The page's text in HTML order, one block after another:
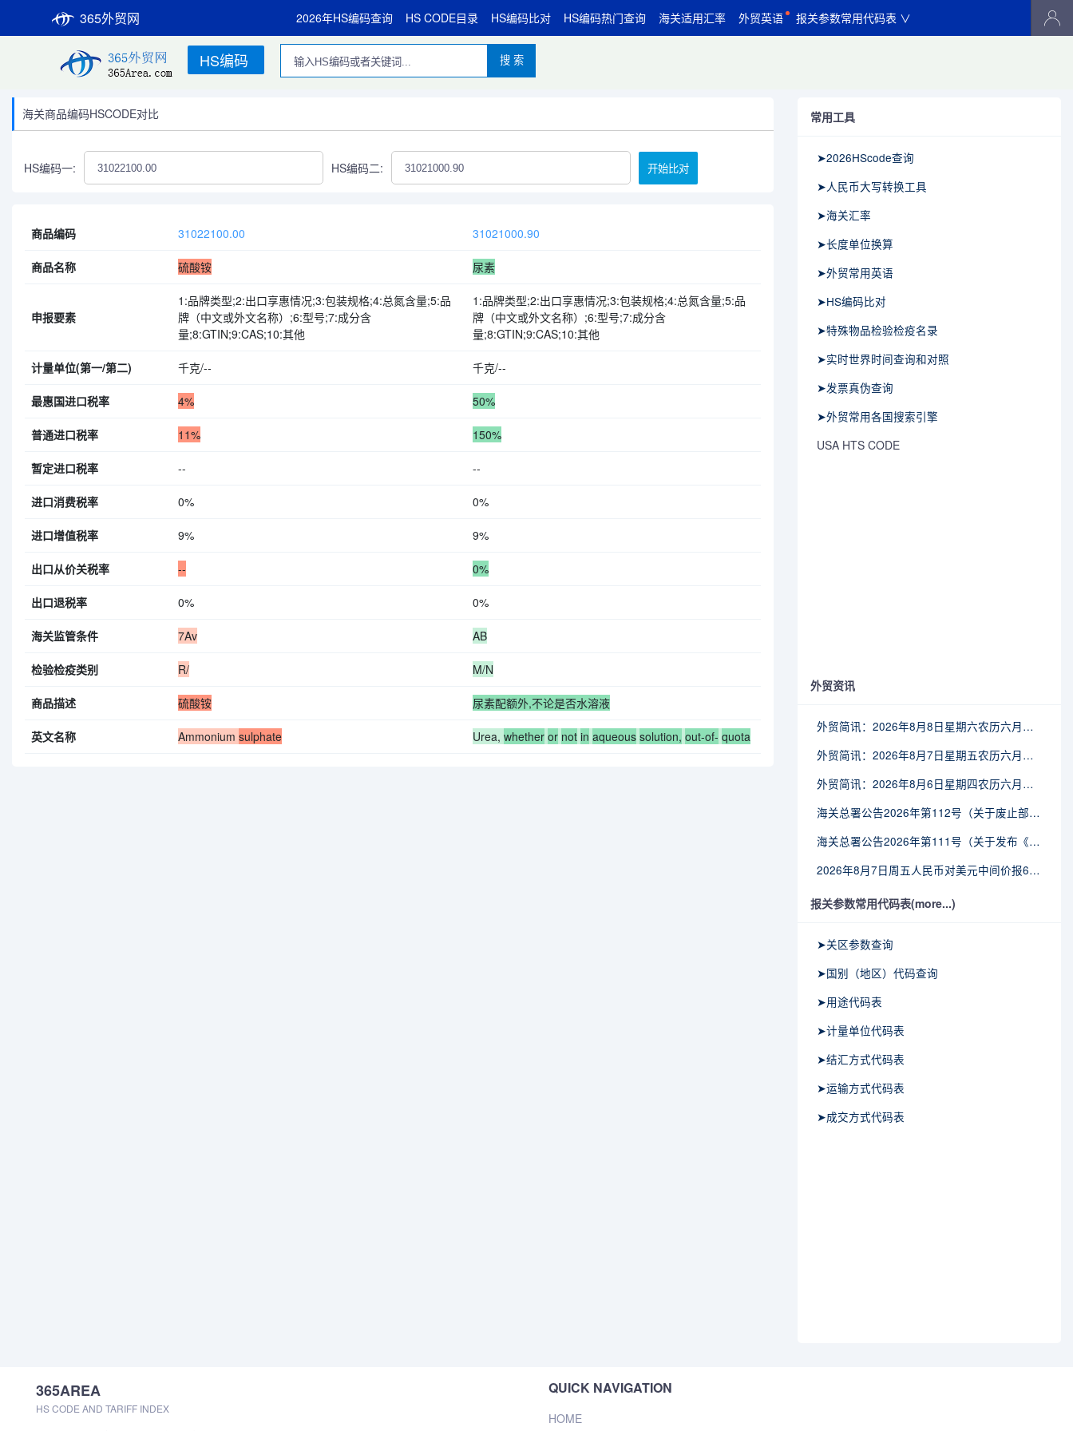
365外贸网 2026年HS编码查询 HS CODE目录 HS编码比对 HS编码热门查询 海关适用汇率 外贸英语 报关参数常用代码表 ∨
HS编码 搜 索
海关商品编码HSCODE对比
HS编码一: HS编码二: 开始比对
商品编码 31022100.00 31021000.90
商品名称 硫酸铵 尿素
申报要素
1:品牌类型;2:出口享惠情况;3:包装规格;4:总氮含量;5:品
牌（中文或外文名称）;6:型号;7:成分含
量;8:GTIN;9:CAS;10:其他
1:品牌类型;2:出口享惠情况;3:包装规格;4:总氮含量;5:品
牌（中文或外文名称）;6:型号;7:成分含
量;8:GTIN;9:CAS;10:其他
计量单位(第一/第二) 千克/-- 千克/--
最惠国进口税率 4% 50%
普通进口税率 11% 150%
暂定进口税率 -- --
进口消费税率 0% 0%
进口增值税率 9% 9%
出口从价关税率 -- 0%
出口退税率 0% 0%
海关监管条件 7Av AB
检验检疫类别 R/ M/N
商品描述 硫酸铵 尿素配额外,不论是否水溶液
英文名称 Ammonium sulphate Urea, whether or not in aqueous solution, out-of- quota
常用工具
➤2026HScode查询
➤人民币大写转换工具
➤海关汇率
➤长度单位换算
➤外贸常用英语
➤HS编码比对
➤特殊物品检验检疫名录
➤实时世界时间查询和对照
➤发票真伪查询
➤外贸常用各国搜索引擎
USA HTS CODE
外贸资讯
外贸简讯：2026年8月8日星期六农历六月廿六
外贸简讯：2026年8月7日星期五农历六月廿五
外贸简讯：2026年8月6日星期四农历六月廿四
海关总署公告2026年第112号（关于废止部分卫生检疫类规范性文件的公告）
海关总署公告2026年第111号（关于发布《进出境动植物检疫处理监督管理工作规定》《进出境卫生处理监督管理工作规定》的公告）
2026年8月7日周五人民币对美元中间价报6.7904调贬9个基点
报关参数常用代码表(more...)
➤关区参数查询
➤国别（地区）代码查询
➤用途代码表
➤计量单位代码表
➤结汇方式代码表
➤运输方式代码表
➤成交方式代码表
365AREA
HS CODE AND TARIFF INDEX
QUICK NAVIGATION
HOME